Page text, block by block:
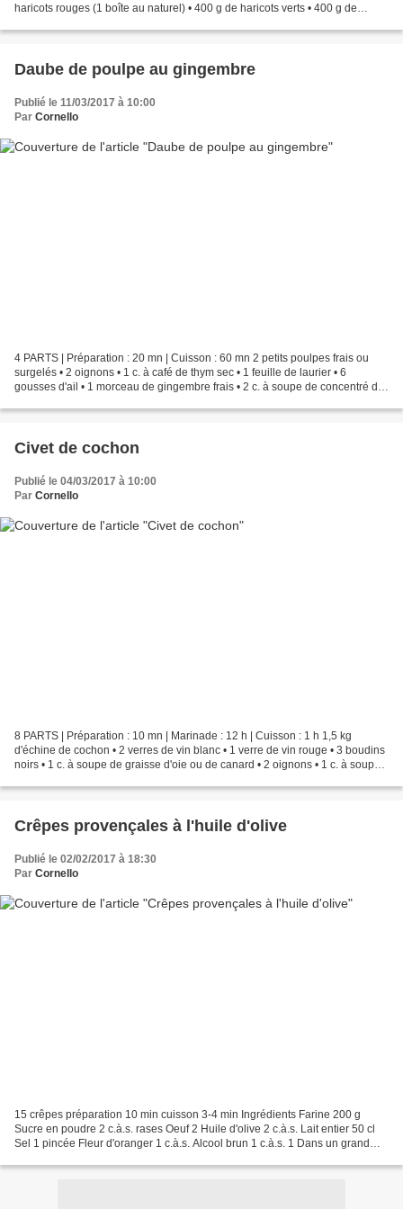
haricots rouges (1 boîte au naturel) • 400 g de haricots verts • 400 g de
Daube de poulpe au gingembre
Publié le 11/03/2017 à 10:00
Par Cornello
4 PARTS | Préparation : 20 mn | Cuisson : 60 mn 2 petits poulpes frais ou
surgelés • 2 oignons • 1 c. à café de thym sec • 1 feuille de laurier • 6
gousses d'ail • 1 morceau de gingembre frais • 2 c. à soupe de concentré de
Civet de cochon
Publié le 04/03/2017 à 10:00
Par Cornello
8 PARTS | Préparation : 10 mn | Marinade : 12 h | Cuisson : 1 h 1,5 kg
d'échine de cochon • 2 verres de vin blanc • 1 verre de vin rouge • 3 boudins
noirs • 1 c. à soupe de graisse d'oie ou de canard • 2 oignons • 1 c. à soupe
Crêpes provençales à l'huile d'olive
Publié le 02/02/2017 à 18:30
Par Cornello
15 crêpes préparation 10 min cuisson 3-4 min Ingrédients Farine 200 g
Sucre en poudre 2 c.à.s. rases Oeuf 2 Huile d'olive 2 c.à.s. Lait entier 50 cl
Sel 1 pincée Fleur d'oranger 1 c.à.s. Alcool brun 1 c.à.s. 1 Dans un grand